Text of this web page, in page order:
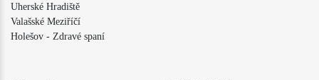
Uherské Hradiště
Valašské Meziříčí
Holešov - Zdravé spaní